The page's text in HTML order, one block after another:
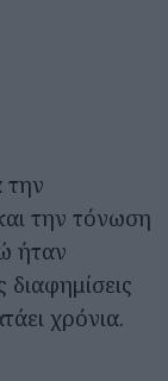
την
την τόνωση
ήταν
χρόνια.